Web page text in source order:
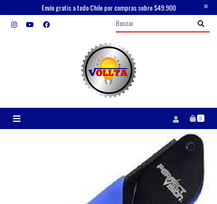
Envío gratis a todo Chile por compras sobre $49.900 ×
0